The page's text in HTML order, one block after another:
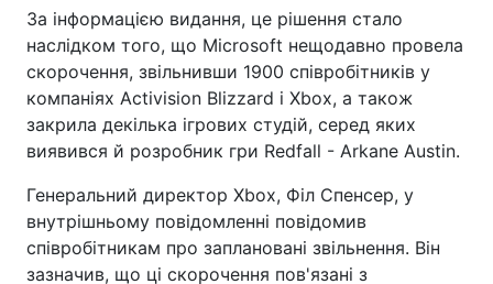
За інформацією видання, це рішення стало
наслідком того, що Microsoft нещодавно провела
скорочення, звільнивши 1900 співробітників у
компаніях Activision Blizzard і Xbox, а також
закрила декілька ігрових студій, серед яких
виявився й розробник гри Redfall - Arkane Austin.
Генеральний директор Xbox, Філ Спенсер, у
внутрішньому повідомленні повідомив
співробітникам про заплановані звільнення. Він
зазначив, що ці скорочення пов'язані з